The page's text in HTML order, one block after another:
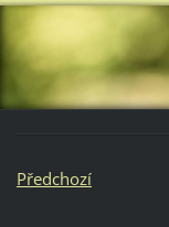
Předchozí